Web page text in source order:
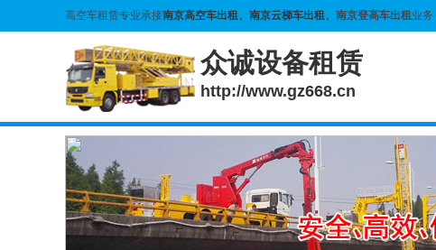
高空车租赁专业承接南京高空车出租、 南京云梯车出租、南京登高车出租业务
众诚设备租赁
http://www.gz668.cn